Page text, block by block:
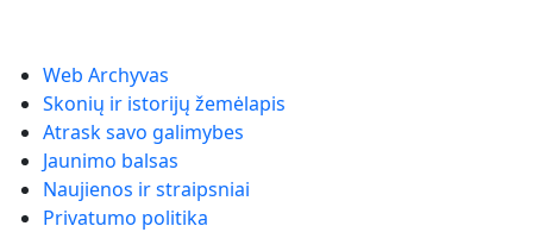
Web Archyvas
Skonių ir istorijų žemėlapis
Atrask savo galimybes
Jaunimo balsas
Naujienos ir straipsniai
Privatumo politika